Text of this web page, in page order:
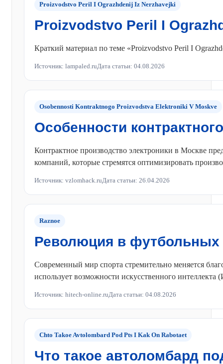
Proizvodstvo Peril I Ograzhdenij Iz Nerzhavejki
Proizvodstvo Peril I
Краткий материал по теме «Proizvodstvo Peril I
Источник: lampaled.ruДата статьи: 04.08.2026
Osobennosti Kontraktnogo Proizvodstva Elektroniki V Moskve
Особенности
Контрактное производство электроники в Москве
компаний, которые стремятся оптимизировать
Источник: vzlomhack.ruДата статьи: 26.04.2026
Raznoe
Революция в футбольных
Современный мир спорта стремительно меняется
использует возможности искусственного интеллекта
Источник: hitech-online.ruДата статьи: 04.08.2026
Chto Takoe Avtolombard Pod Pts I Kak On Rabotaet
Что такое автоломбард